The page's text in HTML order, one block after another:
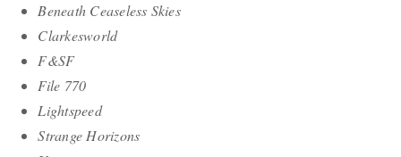
Beneath Ceaseless Skies
Clarkesworld
F&SF
File 770
Lightspeed
Strange Horizons